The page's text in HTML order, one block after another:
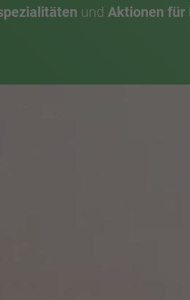
und Aktionen für